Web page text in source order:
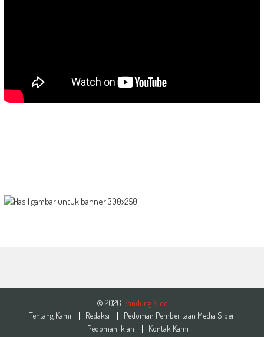
© 2026 Bandung Side
Tentang Kami
Redaksi
Pedoman Pemberitaan Media Siber
Pedoman Iklan
Kontak Kami